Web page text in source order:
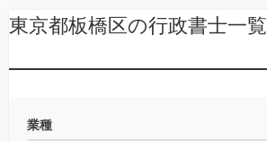
東京都板橋区の行政書士一覧
業種